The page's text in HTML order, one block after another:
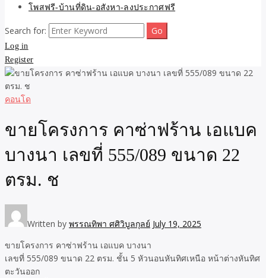
โพสฟรี-บ้านที่ดิน-อสังหา-ลงประกาศฟรี
Search for:
Log in
Register
คอนโด
ขายโครงการ คาซ่าฟร้าน เอแบค
บางนา เลขที่ 555/089 ขนาด 22
ตรม. ช
Written by พรรณทิพา ศศิวิบูลกุลย์ July 19, 2025
ขายโครงการ คาซ่าฟร้าน เอแบค บางนา
เลขที่ 555/089 ขนาด 22 ตรม. ชั้น 5 หัวนอนหันทิศเหนือ หน้าต่างหันทิศ
ตะวันออก